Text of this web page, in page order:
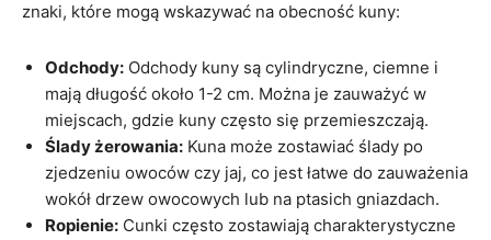
znaki, które mogą wskazywać na obecność kuny:
Odchody: Odchody kuny są cylindryczne, ciemne i
mają długość około 1-2 cm. Można je zauważyć w
miejscach, gdzie kuny często się przemieszczają.
Ślady żerowania: Kuna może zostawiać ślady po
zjedzeniu owoców czy jaj, co jest łatwe do zauważenia
wokół drzew owocowych lub na ptasich gniazdach.
Ropienie: Cunki często zostawiają charakterystyczne